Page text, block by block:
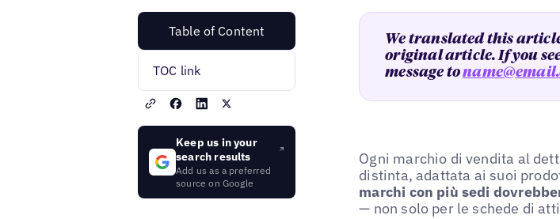
Table of Content
TOC link
Keep us in your
search results
Add us as a preferred
source on Google
We translated this
original article. If you
message to
Ogni marchio di vendita al
distinta, adattata ai suoi
marchi con più sedi
— non solo per le schede di